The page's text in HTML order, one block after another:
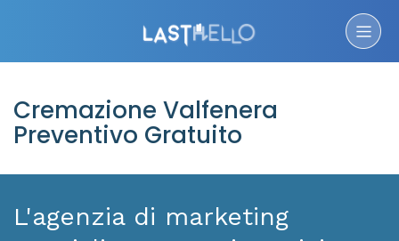
Cremazione Valfenera
Preventivo Gratuito
L'agenzia di marketing